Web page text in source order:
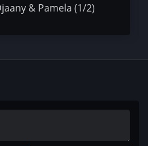
& Pamela (1/2)